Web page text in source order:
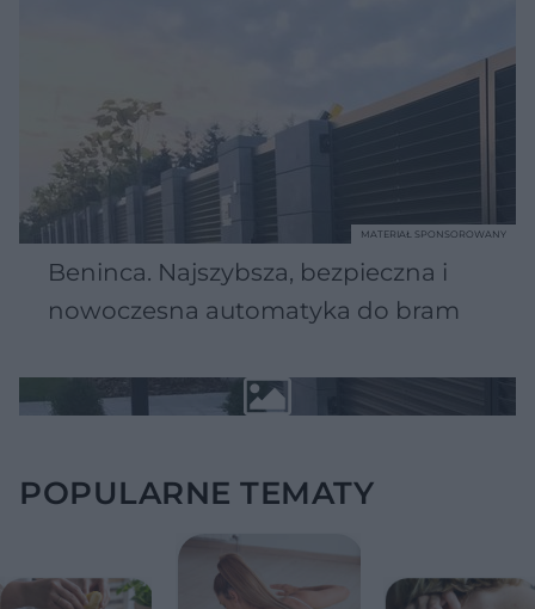
Beninca. Najszybsza, bezpieczna i
nowoczesna automatyka do bram
MATERIAŁ SPONSOROWANY
POPULARNE TEMATY